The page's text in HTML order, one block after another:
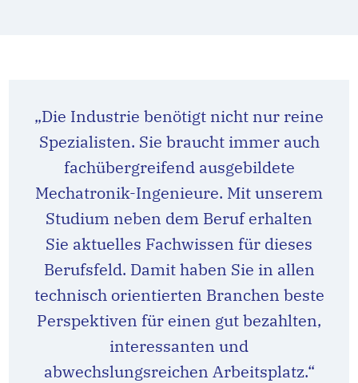
„Die Industrie benötigt nicht nur reine
Spezialisten. Sie braucht immer auch
fachübergreifend ausgebildete
Mechatronik-Ingenieure. Mit unserem
Studium neben dem Beruf erhalten
Sie aktuelles Fachwissen für dieses
Berufsfeld. Damit haben Sie in allen
technisch orientierten Branchen beste
Perspektiven für einen gut bezahlten,
interessanten und
abwechslungsreichen Arbeitsplatz.“